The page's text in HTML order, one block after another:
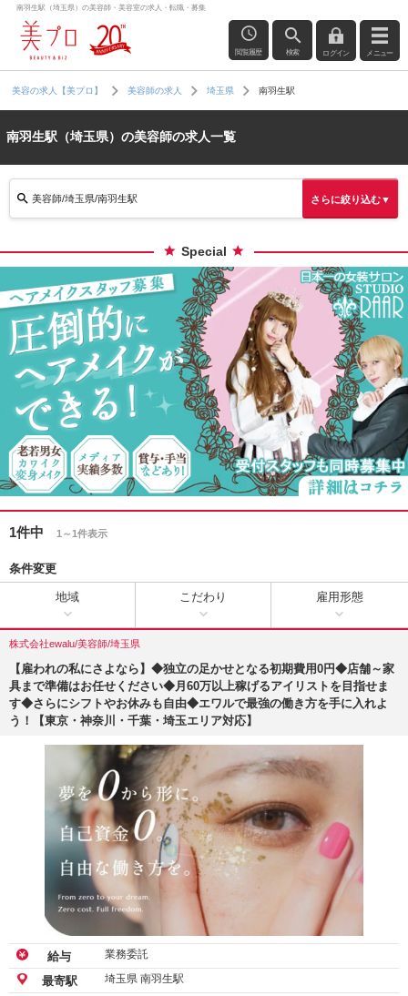
南羽生駅（埼玉県）の美容師・美容室の求人・転職・募集
閲覧履歴 検索 ログイン メニュー
美容の求人【美プロ】 美容師の求人 埼玉県 南羽生駅
南羽生駅（埼玉県）の美容師の求人一覧
美容師/埼玉県/南羽生駅 さらに絞り込む▼
Special
1件中 1～1件表示
条件変更
地域 こだわり 雇用形態
株式会社ewalu/美容師/埼玉県
【雇われの私にさよなら】◆独立の足かせとなる初期費用0円◆店舗～家
具まで準備はお任せください◆月60万以上稼げるアイリストを目指せま
す◆さらにシフトやお休みも自由◆エワルで最強の働き方を手に入れよ
う！【東京・神奈川・千葉・埼玉エリア対応】
給与 業務委託
最寄駅 埼玉県 南羽生駅